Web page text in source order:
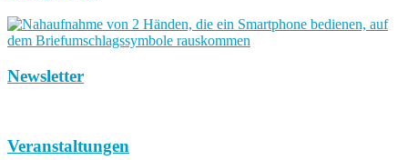
Newsletter
Veranstaltungen